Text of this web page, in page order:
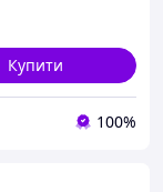
Купити
100%